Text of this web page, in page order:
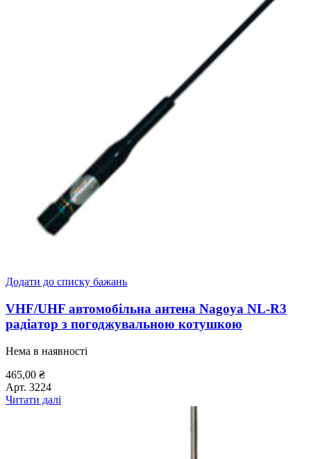
Додати до списку бажань
VHF/UHF aвтомобільна антена Nagoya NL-R3
радіатор з погоджувальною котушкою
Нема в наявності
465,00 ₴
Арт. 3224
Читати далі